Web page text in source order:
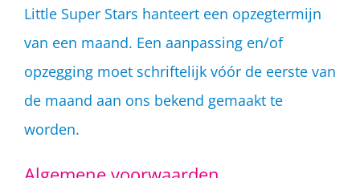
Little Super Stars hanteert een opzegtermijn
van een maand. Een aanpassing en/of
opzegging moet schriftelijk vóór de eerste van
de maand aan ons bekend gemaakt te
worden.